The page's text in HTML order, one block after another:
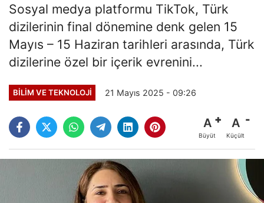
Sosyal medya platformu TikTok, Türk
dizilerinin final dönemine denk gelen 15
Mayıs – 15 Haziran tarihleri arasında, Türk
dizilerine özel bir içerik evrenini...
BILIM VE TEKNOLOJI 21 Mayıs 2025 - 09:26
A
Büyüt
A
Küçült